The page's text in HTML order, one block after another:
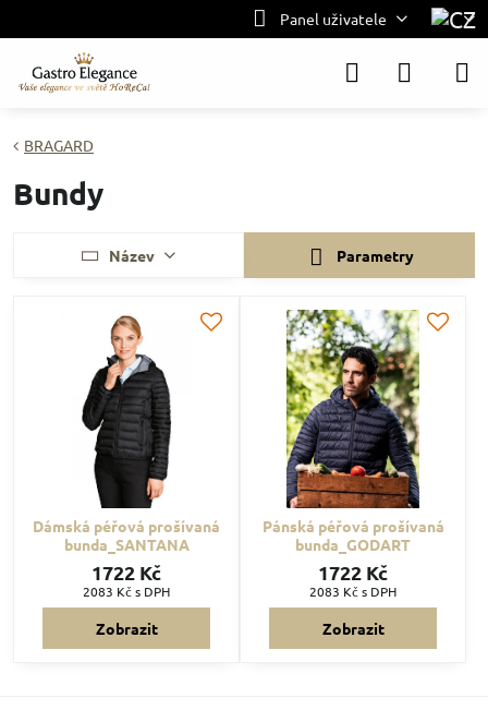
Panel uživatele
BRAGARD
Bundy
Název Parametry
Dámská péřová prošívaná
bunda_SANTANA
1722 Kč
2083 Kč s DPH
Zobrazit
Pánská péřová prošívaná
bunda_GODART
1722 Kč
2083 Kč s DPH
Zobrazit